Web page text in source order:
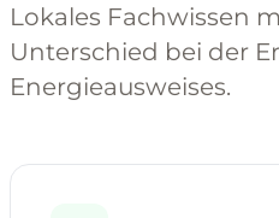
Lokales Fachwissen
Unterschied bei der
Energieausweises.